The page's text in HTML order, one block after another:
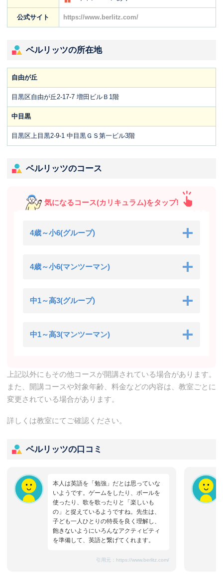
公式サイト https://www.berlitz.com/
ベルリッツの所在地
自由が丘
目黒区自由が丘2-17-7 増田ビルＢ1階
中目黒
目黒区上目黒2-9-1 中目黒ＧＳ第一ビル3階
ベルリッツのコース
気になるコース(カリキュラム)をタップ!
4歳～小6(グループ)
4歳～小6(マンツーマン)
中1～高3(グループ)
中1～高3(マンツーマン)
上記以外にもその他コースが開講されている場合があります。
また、開講コースや対象年齢、料金などの内容は、教室ごとに
変更されている場合があります。
詳しくは教室にてご確認ください。
ベルリッツの口コミ
本人は英語を「勉強」だとは思っていな
いようです。ゲームをしたり、ボールを
使ったり、歌を歌ったりと「楽しいも
の」と捉えているようですね。先生は、
子ども一人ひとりの特長を良く理解し、
飽きないようにいろんなアクティビティ
を準備して、英語と繋げてくれます。
引用元： https://www.berlitz.com/